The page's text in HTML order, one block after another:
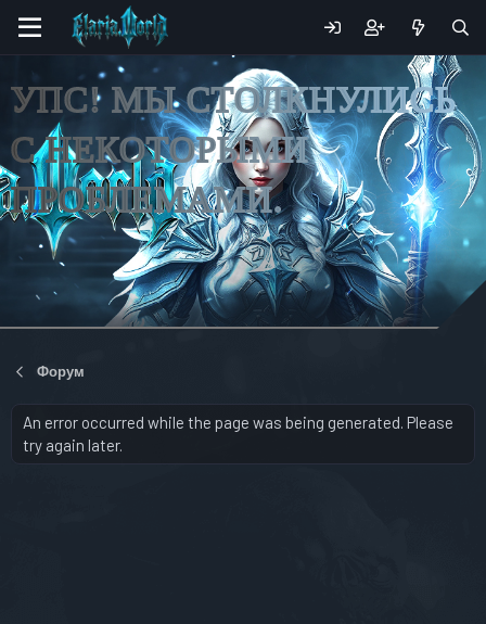
УПС! МЫ СТОЛКНУЛИСЬ
С НЕКОТОРЫМИ
ПРОБЛЕМАМИ.
Форум
An error occurred while the page was being generated. Please
try again later.